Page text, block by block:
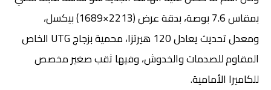
بمقاس 7.6 بوصة، بدقة عرض (2213×1689) بيكسل،
ومعدل تحديث يعادل 120 هيرتزا، محمية بزجاج UTG الخاص
المقاوم للصدمات والخدوش، وفيها ثقب صغير مخصص
للكاميرا الأمامية.